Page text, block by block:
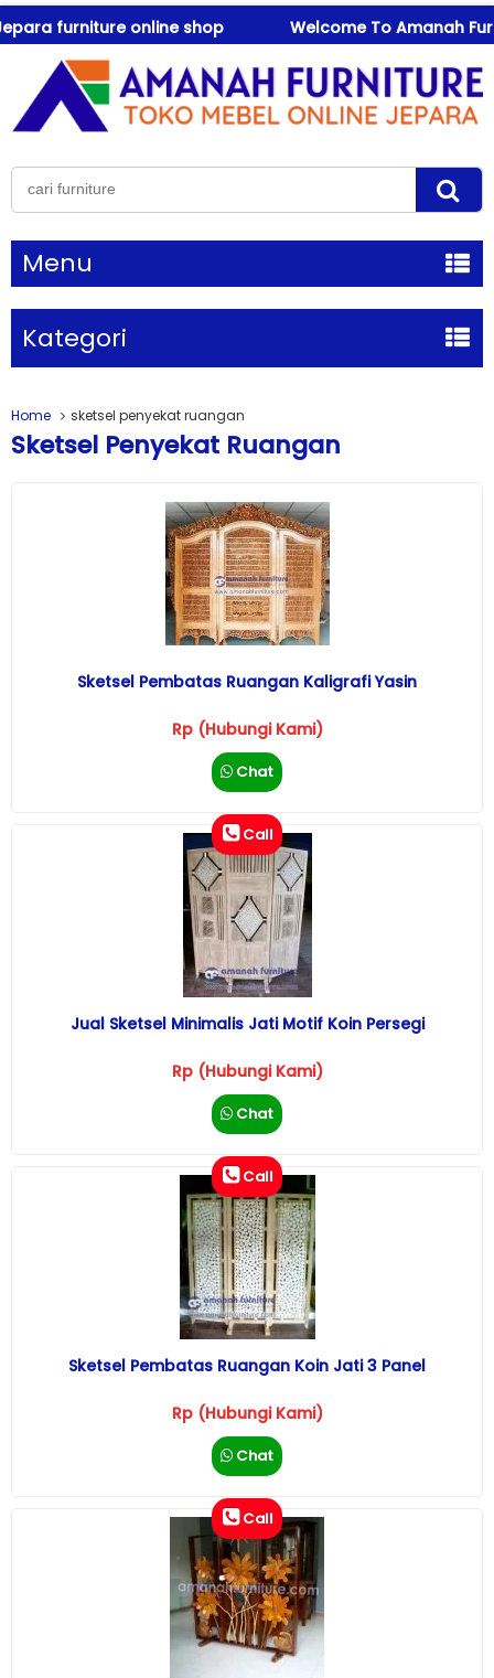
furniture online shop Welcome To Amanah
Menu
Kategori
Home sketsel penyekat ruangan
Sketsel Penyekat Ruangan
Sketsel Pembatas Ruangan Kaligrafi Yasin
Rp (Hubungi Kami)
Chat
Call
Jual Sketsel Minimalis Jati Motif Koin Persegi
Rp (Hubungi Kami)
Chat
Call
Sketsel Pembatas Ruangan Koin Jati 3 Panel
Rp (Hubungi Kami)
Chat
Call